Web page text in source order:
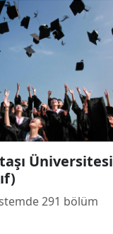
Üniversitesi
291 bölüm